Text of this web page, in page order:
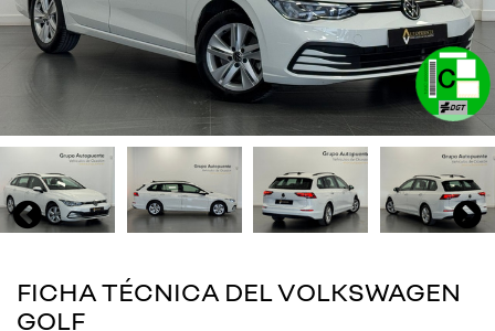
FICHA TÉCNICA DEL VOLKSWAGEN
GOLF